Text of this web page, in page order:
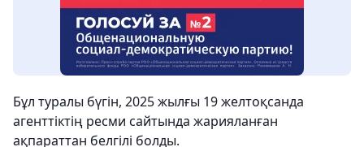
Бұл туралы бүгін, 2025 жылғы 19 желтоқсанда
агенттіктің ресми сайтында жарияланған
ақпараттан белгілі болды.